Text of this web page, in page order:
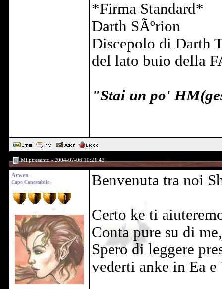
*Firma Standard*
Darth SÃºrion
Discepolo di Darth
del lato buio della
"Stai un po'
Mi ptresento - 2004-07-06 10:21:42
Arwen
Capo Conestabile Benvenuta tra noi
Certo ke ti
Conta pure su di
Spero di leggere
vederti anke in Ea